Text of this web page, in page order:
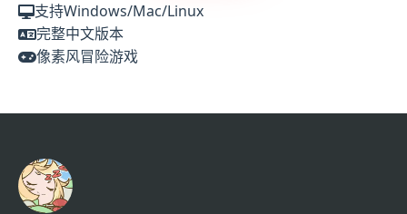
支持Windows/Mac/Linux
完整中文版本
像素风冒险游戏